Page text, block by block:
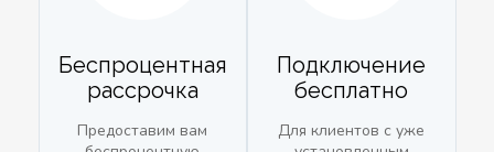
Беспроцентная
рассрочка
Предоставим вам
Подключение
бесплатно
Для клиентов с уже